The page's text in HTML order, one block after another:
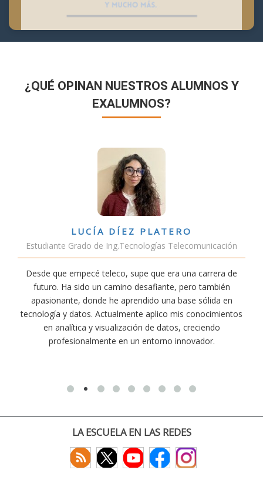
¿QUÉ OPINAN NUESTROS ALUMNOS Y
EXALUMNOS?
una carrera de
pero también
base sólida en
conocimientos
creciendo
VÍCTOR SÁNCHEZ
Estudiante Doble Grado Teleco-
Estudiar teleco me ha permitido
conectividad afecta nuestra vida diaria.
exige esfuerzo, he dedicado parte de mi
actividades como el salvamento y
convencido de que elegir teleco ha sido una
decisiones que he tomado.
LA ESCUELA EN LAS REDES